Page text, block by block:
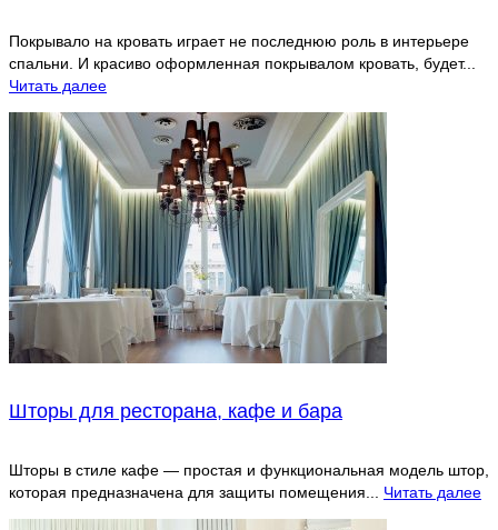
Покрывало на кровать играет не последнюю роль в интерьере
спальни. И красиво оформленная покрывалом кровать, будет...
Читать далее
Шторы для ресторана, кафе и бара
Шторы в стиле кафе — простая и функциональная модель штор,
которая предназначена для защиты помещения... Читать далее